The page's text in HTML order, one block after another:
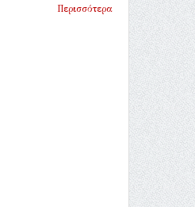
Περισσότερα